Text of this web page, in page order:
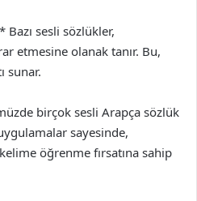
sesli sözlükler,
etmesine olanak tanır. Bu,
sunar.
birçok sesli Arapça sözlük
sayesinde,
öğrenme fırsatına sahip